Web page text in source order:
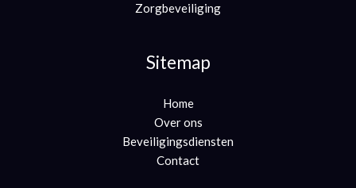
Zorgbeveiliging
Sitemap
Home
Over ons
Beveiligingsdiensten
Contact